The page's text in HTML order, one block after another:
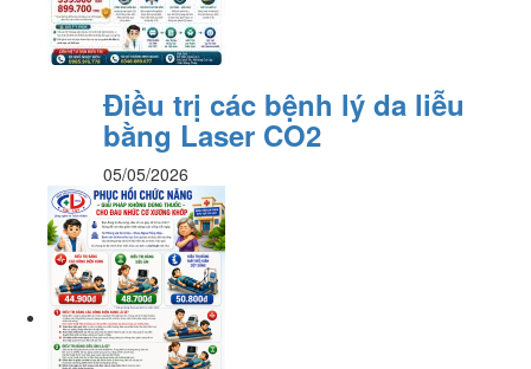
Điều trị các bệnh lý da liễu
bằng Laser CO2
05/05/2026